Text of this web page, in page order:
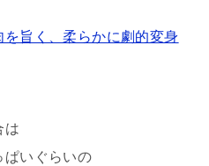
を旨く、柔らかに劇的変身
は
ぱいぐらいの